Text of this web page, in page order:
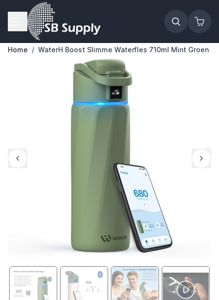
Ga naar de inhoud
Home / WaterH Boost Slimme Waterfles 710ml Mint Groen